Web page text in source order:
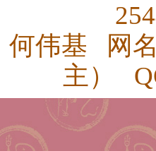
何伟基 网
主）